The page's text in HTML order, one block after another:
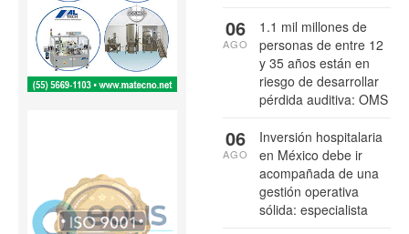
1.1 mil millones de
personas de entre 12
y 35 años están en
riesgo de desarrollar
pérdida auditiva: OMS
06
AGO
Inversión hospitalaria
en México debe ir
acompañada de una
gestión operativa
sólida: especialista
06
AGO